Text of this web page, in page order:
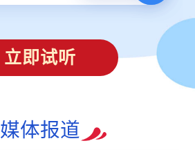
立即试听
媒体报道